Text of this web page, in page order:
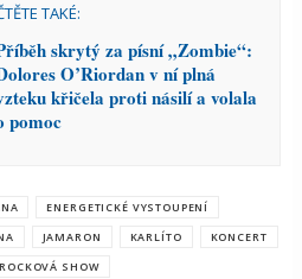
TAKÉ:
skrytý za písní „Zombie“:
O’Riordan v ní plná
křičela proti násilí a volala
pomoc
ENERGETICKÉ VYSTOUPENÍ
JAMARON KARLÍTO
KONCERT
ROCKOVÁ SHOW